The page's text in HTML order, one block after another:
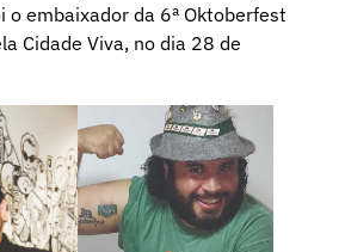
o embaixador da 6ª Oktoberfest
Cidade Viva, no dia 28 de